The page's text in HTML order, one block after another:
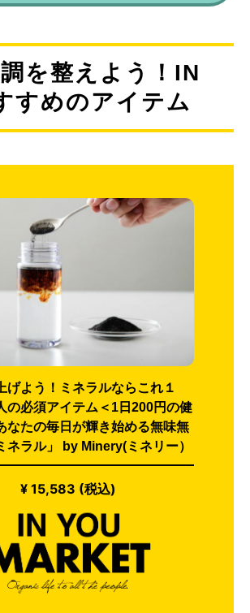
を整えよう！IN
すめのアイテム
げよう！ミネラルならこれ１
の必須アイテム＜1日200円の健
なたの毎日が輝き始める無味無
ネラル」 by Minery(ミネリー）
¥ 15,583 (税込)